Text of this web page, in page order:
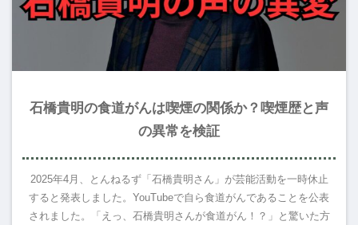
石橋貴明の食道がんは喫煙の関係か？喫煙歴と声
の異常を検証
2025年4月、とんねるず「石橋貴明さん」が芸能活動を一時休止
すると発表しました。YouTubeで自ら食道がんであることを公表
されました。「えっ、石橋貴明さんが食道がん！？」と驚いた方